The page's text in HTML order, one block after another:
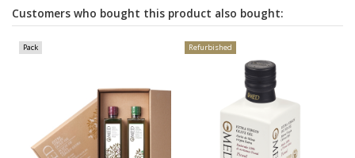
Customers who bought this product also bought:
Pack Refurbished